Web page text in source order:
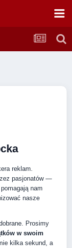
reklam.
pasjonatów —
nam
nasze
Prosimy
w swoim
kilka sekund, a